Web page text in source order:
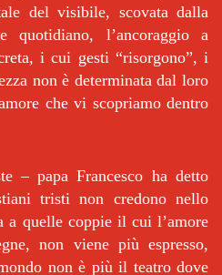
del visibile, scovata dalla
quotidiano, l’ancoraggio a
i cui gesti “risorgono”, i
non è determinata dal loro
che vi scopriamo dentro
– papa Francesco ha detto
tristi non credono nello
a quelle coppie il cui l’amore
non viene più espresso,
non è più il teatro dove